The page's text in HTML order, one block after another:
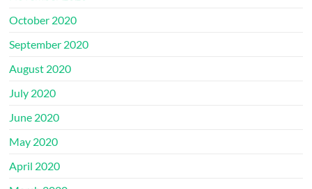
October 2020
September 2020
August 2020
July 2020
June 2020
May 2020
April 2020